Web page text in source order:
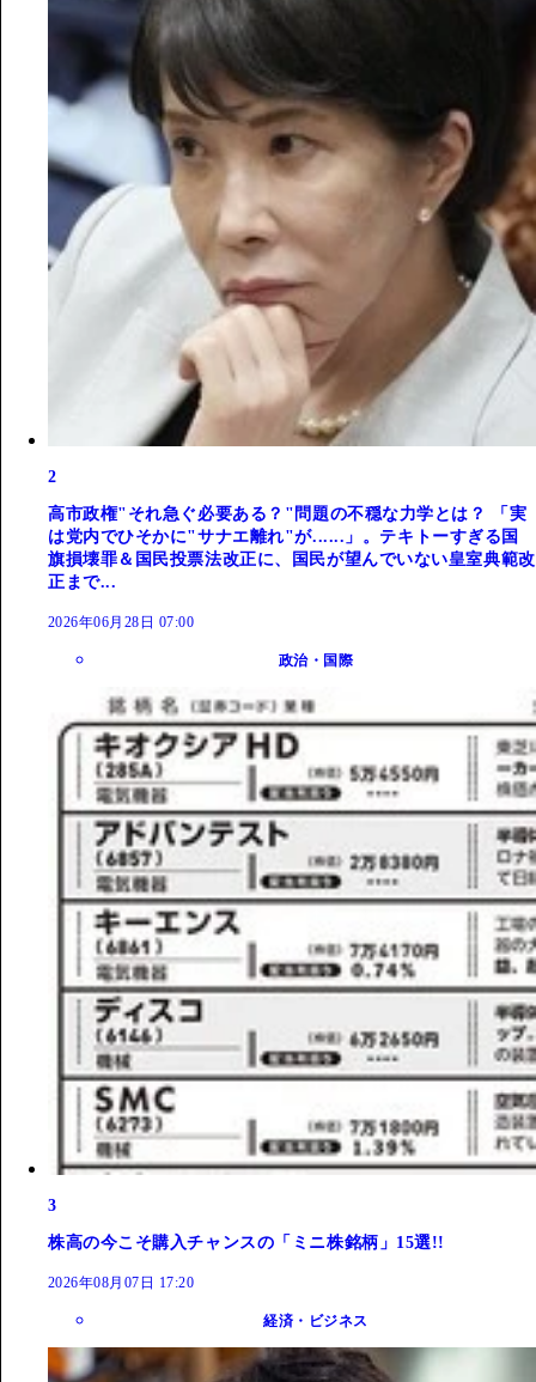
2
高市政権"それ急ぐ必要ある？"問題の不穏な力学とは？ 「実
は党内でひそかに"サナエ離れ"が......」。テキトーすぎる国
旗損壊罪＆国民投票法改正に、国民が望んでいない皇室典範改
正まで...
2026年06月28日 07:00
政治・国際
3
株高の今こそ購入チャンスの「ミニ株銘柄」15選!!
2026年08月07日 17:20
経済・ビジネス